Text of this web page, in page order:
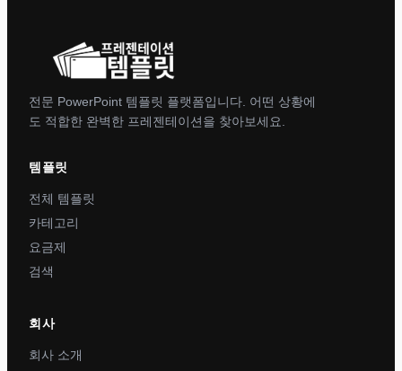
전문 PowerPoint 템플릿 플랫폼입니다. 어떤 상황에
도 적합한 완벽한 프레젠테이션을 찾아보세요.
템플릿
전체 템플릿
카테고리
요금제
검색
회사
회사 소개